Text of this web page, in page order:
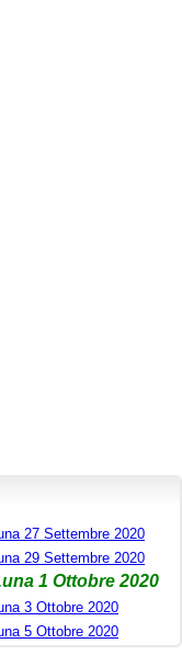
27 Settembre 2020
29 Settembre 2020
1 Ottobre 2020
3 Ottobre 2020
5 Ottobre 2020